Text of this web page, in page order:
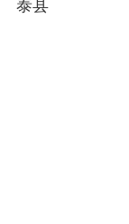
泰县